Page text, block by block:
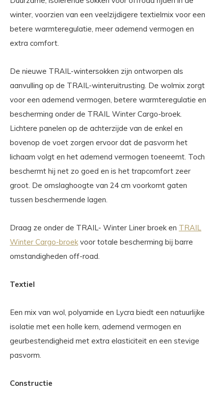
winter, voorzien van een veelzijdigere textielmix voor een
betere warmteregulatie, meer ademend vermogen en
extra comfort.
De nieuwe TRAIL-wintersokken zijn ontworpen als
aanvulling op de TRAIL-winteruitrusting. De wolmix zorgt
voor een ademend vermogen, betere warmteregulatie en
bescherming onder de TRAIL Winter Cargo-broek.
Lichtere panelen op de achterzijde van de enkel en
bovenop de voet zorgen ervoor dat de pasvorm het
lichaam volgt en het ademend vermogen toeneemt. Toch
beschermt hij net zo goed en is het trapcomfort zeer
groot. De omslaghoogte van 24 cm voorkomt gaten
tussen beschermende lagen.
Draag ze onder de TRAIL- Winter Liner broek en TRAIL
Winter Cargo-broek voor totale bescherming bij barre
omstandigheden off-road.
Textiel
Een mix van wol, polyamide en Lycra biedt een natuurlijke
isolatie met een holle kern, ademend vermogen en
geurbestendigheid met extra elasticiteit en een stevige
pasvorm.
Constructie